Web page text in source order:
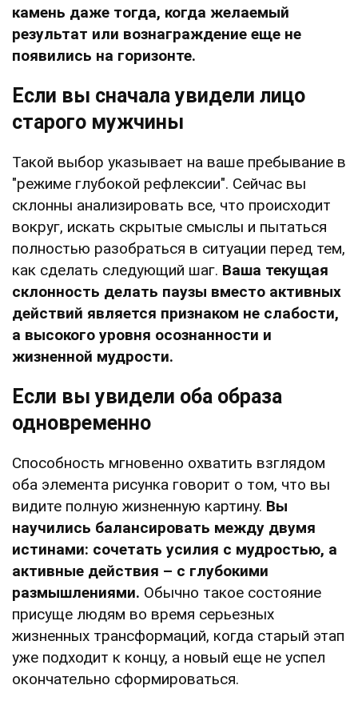
камень даже тогда, когда желаемый
результат или вознаграждение еще не
появились на горизонте.
Если вы сначала увидели лицо
старого мужчины
Такой выбор указывает на ваше пребывание в
"режиме глубокой рефлексии". Сейчас вы
склонны анализировать все, что происходит
вокруг, искать скрытые смыслы и пытаться
полностью разобраться в ситуации перед тем,
как сделать следующий шаг. Ваша текущая
склонность делать паузы вместо активных
действий является признаком не слабости,
а высокого уровня осознанности и
жизненной мудрости.
Если вы увидели оба образа
одновременно
Способность мгновенно охватить взглядом
оба элемента рисунка говорит о том, что вы
видите полную жизненную картину. Вы
научились балансировать между двумя
истинами: сочетать усилия с мудростью, а
активные действия – с глубокими
размышлениями. Обычно такое состояние
присуще людям во время серьезных
жизненных трансформаций, когда старый этап
уже подходит к концу, а новый еще не успел
окончательно сформироваться.